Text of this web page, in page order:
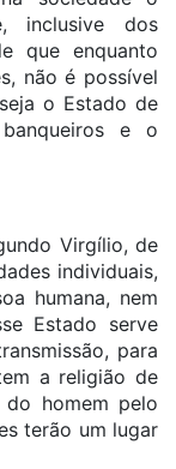
inclusive dos
que enquanto
não é possível
o Estado de
e o
Virgílio, de
individuais,
humana, nem
Estado serve
para
a religião de
homem pelo
terão um lugar